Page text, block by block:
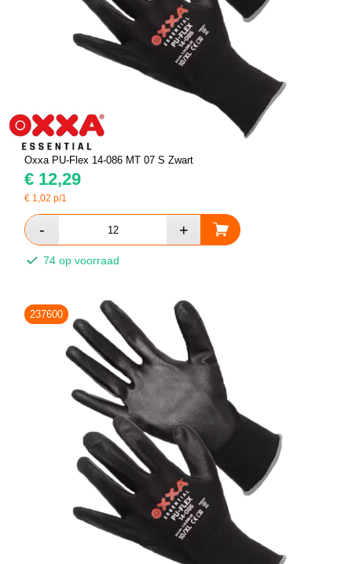
Oxxa PU-Flex 14-086 MT 07 S Zwart
€ 12,29
€ 1,02 p/1
74 op voorraad
237600